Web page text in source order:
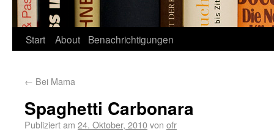
Start About Benachrichtigungen
← Bei Mama
Spaghetti Carbonara
Publiziert am 24. Oktober, 2010von ofr